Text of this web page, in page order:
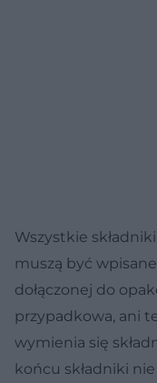
Wszystkie
muszą być
dołączonej do
przypadkowa, ani
wymienia się
końcu składniki nie